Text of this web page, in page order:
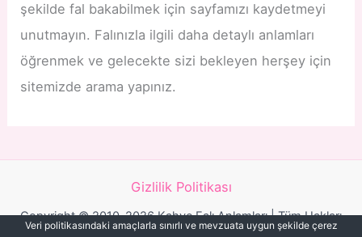
şekilde fal bakabilmek için sayfamızı kaydetmeyi
unutmayın. Falınızla ilgili daha detaylı anlamları
öğrenmek ve gelecekte sizi bekleyen herşey için
sitemizde arama yapınız.
Gizlilik Politikası
Copyright © 2010-2026 Kahve Falı Anlamları | Tüm Hakları
Veri politikasındaki amaçlarla sınırlı ve mevzuata uygun şekilde çerez